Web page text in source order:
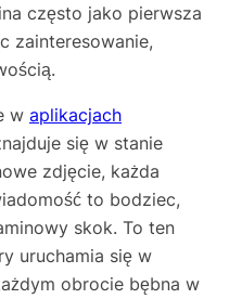
często jako pierwsza
zainteresowanie,
w aplikacjach
się w stanie
zdjęcie, każda
to bodziec,
skok. To ten
uruchamia się w
obrocie bębna w